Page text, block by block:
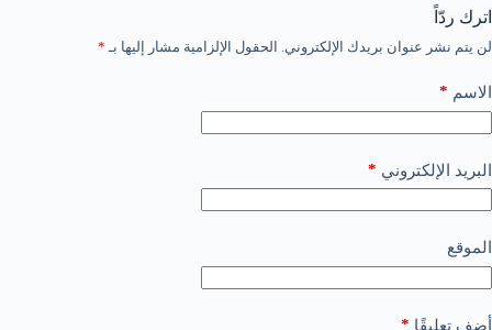
اترك ردّاً
لن يتم نشر عنوان بريدك الإلكتروني. الحقول الإلزامية مشار إليها بـ *
الاسم *
البريد الإلكتروني *
الموقع
أضف تعليقًا *